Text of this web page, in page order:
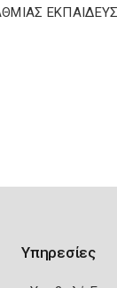
Υπηρεσίες